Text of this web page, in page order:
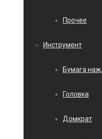
Прочее
Инструмент
Бумага
Головка
Домкрат